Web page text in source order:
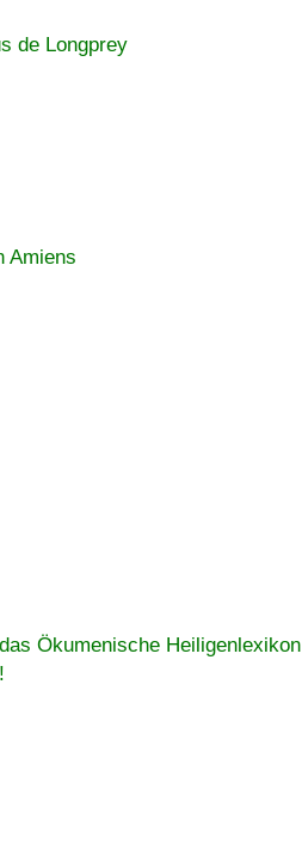
de Longprey
Amiens
Ökumenische Heiligenlexikon